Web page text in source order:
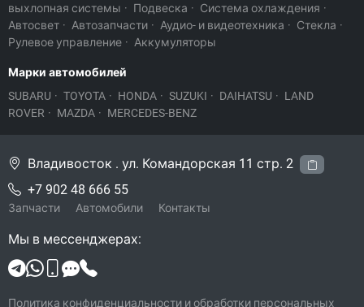
выхлопная системы · Подвеска · Система охлаждения ·
Автосвет · Автозапчасти · Аудио- и видеотехника · Стекла ·
Рулевое управление · Аккумуляторы
Марки автомобилей
SUBARU · TOYOTA · HONDA · SUZUKI · DAIHATSU · LAND
ROVER · MAZDA · MERCEDES-BENZ
Владивосток . ул. Командорская 11 стр. 2
+7 902 48 666 55
Запчасти Автомобили Контакты
Мы в мессенджерах:
Политика конфиденциальности и обработки персональных